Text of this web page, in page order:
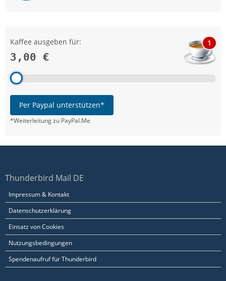
Kaffee ausgeben für:
3,00 €
1
Per Paypal unterstützen*
*Weiterleitung zu PayPal.Me
Thunderbird Mail DE
Impressum & Kontakt
Datenschutzerklärung
Einsatz von Cookies
Nutzungsbedingungen
Spendenaufruf für Thunderbird